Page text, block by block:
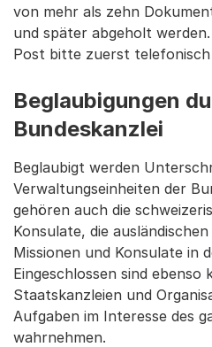
von mehr als zehn
und später abgeholt
Post bitte zuerst
Beglaubigungen
Bundeskanzlei
Beglaubigt werden
Verwaltungseinheiten der
gehören auch die
Konsulate, die
Missionen und Konsulate in
Eingeschlossen sind ebenso
Staatskanzleien und
Aufgaben im Interesse des
wahrnehmen.